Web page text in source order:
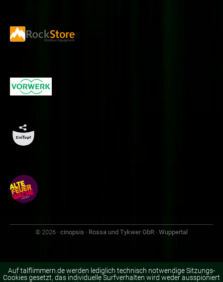
© 2026 · cinopsis · Rossa und Tykwer GbR · Wuppertal
Auf talflimmern.de werden lediglich technisch notwendige Sitzungs-
Cookies gesetzt, das individuelle Surfverhalten wird weder ausspioniert